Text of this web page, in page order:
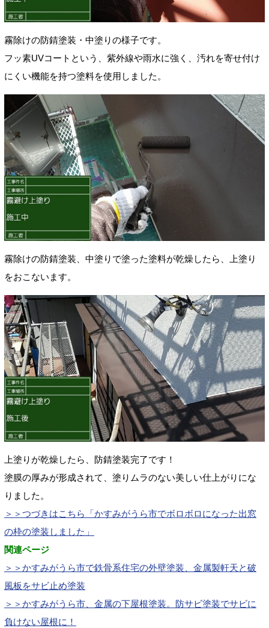
霧除けの防錆塗装・中塗りの様子です。
フッ素UVコートという、紫外線や雨水に強く、汚れを寄せ付け
にくい機能を持つ塗料を使用しました。
霧除けの防錆塗装、中塗りで塗った塗料が乾燥したら、上塗り
をおこないます。
上塗りが乾燥したら、防錆塗装完了です！
塗膜の厚みが形成されて、塗りムラのない美しい仕上がりにな
りました。
＞＞つづきはこちら「かすみがうら市でボロボロになった出窓
の枠の塗装しました 」
関連ページ
＞＞かすみがうら市で鉄骨系住宅の外壁塗装、金属製軒天と破
風板をサビ止め塗装
＞＞かすみがうら市、金属の下屋根塗装。防サビ塗装でサビに
負けない屋根に！